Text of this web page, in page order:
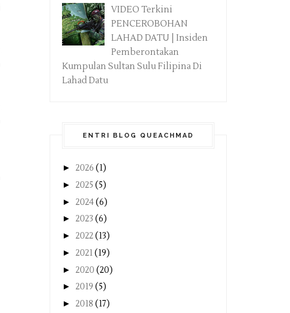
VIDEO Terkini
PENCEROBOHAN
LAHAD DATU | Insiden
Pemberontakan
Kumpulan Sultan Sulu Filipina Di
Lahad Datu
ENTRI BLOG QUEACHMAD
► 2026 (1)
► 2025 (5)
► 2024(6)
► 2023 (6)
► 2022(13)
► 2021(19)
► 2020 (20)
► 2019 (5)
► 2018 (17)